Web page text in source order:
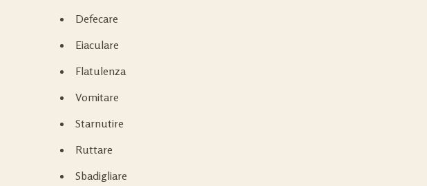
Defecare
Eiaculare
Flatulenza
Vomitare
Starnutire
Ruttare
Sbadigliare